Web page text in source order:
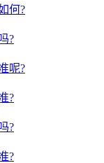
何?
?
呢?
?
?
?